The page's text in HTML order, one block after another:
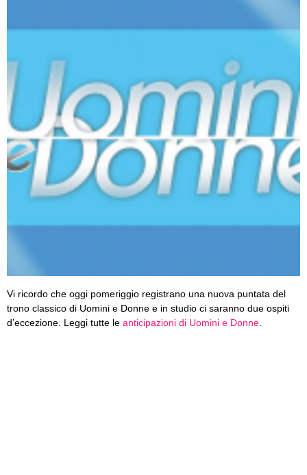
Vi ricordo che oggi pomeriggio registrano una nuova puntata del
trono classico di Uomini e Donne e in studio ci saranno due ospiti
d’eccezione. Leggi tutte le anticipazioni di Uomini e Donne